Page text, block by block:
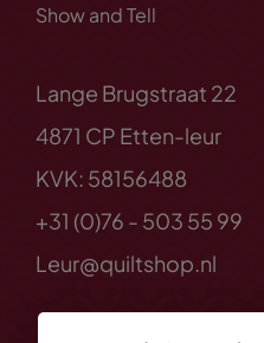
Show and Tell
Lange Brugstraat 22
4871 CP Etten-leur
KVK: 58156488
+31 (0)76 - 503 55 99
Leur@quiltshop.nl